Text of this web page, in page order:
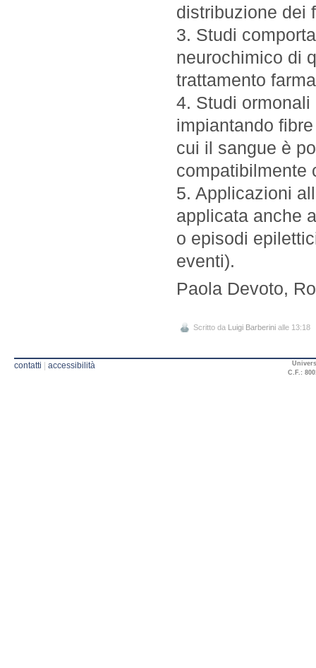
distribuzione dei
3. Studi
neurochimico di
trattamento
4. Studi
impiantando
cui il sangue è
compatibilmente
5. Applicazioni
applicata anche
o episodi
eventi).
Paola Devoto,
Scritto da Luigi Barberini alle 13:18
contatti | accessibilità
C.F.: